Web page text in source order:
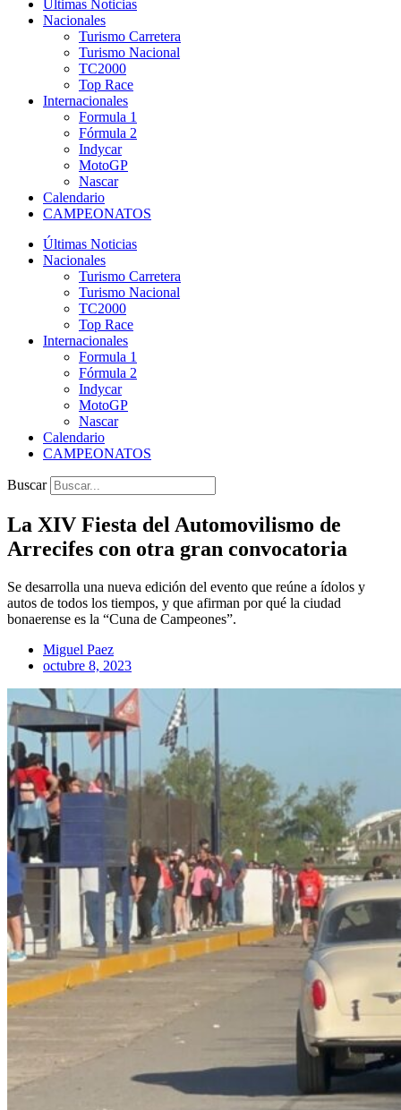
Últimas Noticias
Nacionales
Turismo Carretera
Turismo Nacional
TC2000
Top Race
Internacionales
Formula 1
Fórmula 2
Indycar
MotoGP
Nascar
Calendario
CAMPEONATOS
Últimas Noticias
Nacionales
Turismo Carretera
Turismo Nacional
TC2000
Top Race
Internacionales
Formula 1
Fórmula 2
Indycar
MotoGP
Nascar
Calendario
CAMPEONATOS
Buscar
La XIV Fiesta del Automovilismo de
Arrecifes con otra gran convocatoria
Se desarrolla una nueva edición del evento que reúne a ídolos y
autos de todos los tiempos, y que afirman por qué la ciudad
bonaerense es la “Cuna de Campeones”.
Miguel Paez
octubre 8, 2023